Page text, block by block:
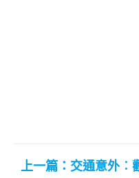
上一篇：交通意外